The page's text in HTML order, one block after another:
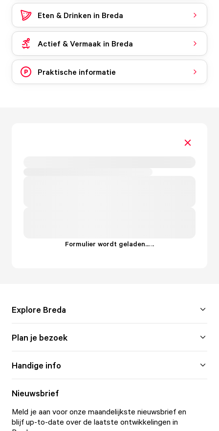
Eten & Drinken in Breda
Actief & Vermaak in Breda
Praktische informatie
Formulier wordt geladen......
Explore Breda
Plan je bezoek
Handige info
Nieuwsbrief
Meld je aan voor onze maandelijkste nieuwsbrief en
blijf up-to-date over de laatste ontwikkelingen in